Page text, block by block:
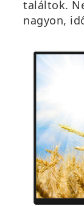
találtok.
nagyon,